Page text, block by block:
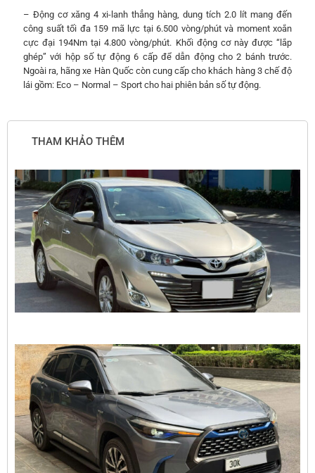
– Động cơ xăng 4 xi-lanh thẳng hàng, dung tích 2.0 lít mang đến
công suất tối đa 159 mã lực tại 6.500 vòng/phút và moment xoắn
cực đại 194Nm tại 4.800 vòng/phút. Khối động cơ này được “lắp
ghép” với hộp số tự động 6 cấp để dẫn động cho 2 bánh trước.
Ngoài ra, hãng xe Hàn Quốc còn cung cấp cho khách hàng 3 chế độ
lái gồm: Eco – Normal – Sport cho hai phiên bản số tự động.
THAM KHẢO THÊM